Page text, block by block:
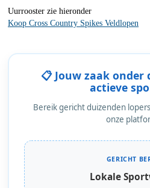
Uurrooster zie hieronder
Koop Cross Country Spikes Veldlopen
📋 Jouw zaak
actieve
Bereik gericht duizenden
onze
GERICHT
Lokale